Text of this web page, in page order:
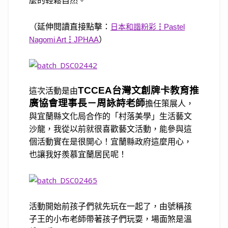
（延伸閱讀直接點擊： 日本和諧粉彩┇Pastel
Nagomi Art┇JPHAA）
這次活動是由TCCEA台灣文創牌卡教育推
廣協會理事長－周詠詩老師擔任策展人 ，
與宜蘭縣文化局合作的「村落美學」生活藝文
沙龍 ，我從以前就很喜歡藝文活動，能參與這
個活動實在是很開心！宜蘭縣政府這麼用心，
也讓我好羨慕宜蘭居民呢！
活動開始前孩子們就先玩在一起了，由號稱孩
子王的小布老師帶著孩子們玩耍，場面煞是溫